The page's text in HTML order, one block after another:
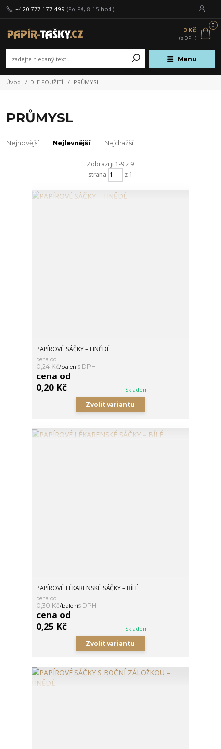
Menu
+420 777 177 499 (Po-Pá, 8-15 hod.)
0
0 Kč
Úvod DLE POUŽITÍ PRŮMYSL
PRŮMYSL
Nejnovější Nejlevnější Nejdražší
Zobrazuji 1-9 z 9
strana
z 1
PAPÍROVÉ SÁČKY – HNĚDÉ
cena od
0,24 Kč/balení
cena od
0,20 Kč
Skladem
Zvolit variantu
PAPÍROVÉ LÉKARENSKÉ SÁČKY – BÍLÉ
cena od
0,30 Kč/balení
cena od
0,25 Kč
Skladem
Zvolit variantu